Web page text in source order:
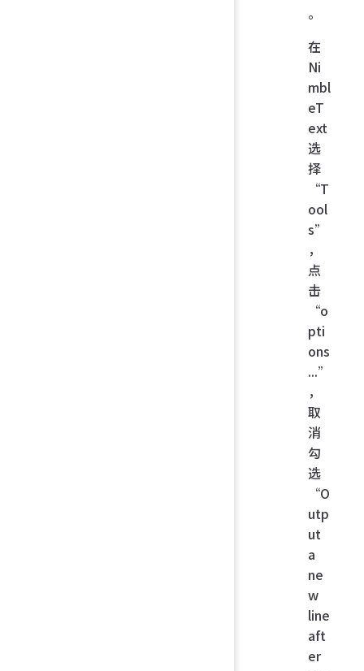
。
在
Ni
mbl
eT
ext
选
择
“T
ool
s”
，
点
击
“o
pti
ons
...”
，
取
消
勾
选
“O
utp
ut
a
ne
w
line
aft
er